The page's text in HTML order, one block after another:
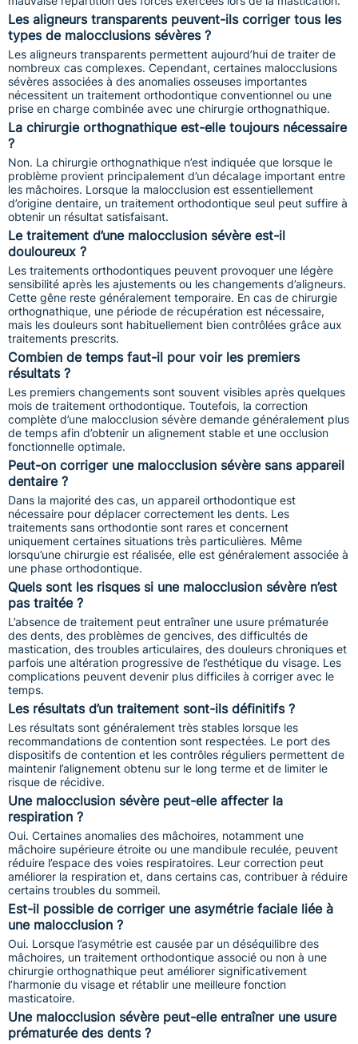
Les aligneurs transparents peuvent-ils corriger tous les
types de malocclusions sévères ?
Les aligneurs transparents permettent aujourd’hui de traiter de
nombreux cas complexes. Cependant, certaines malocclusions
sévères associées à des anomalies osseuses importantes
nécessitent un traitement orthodontique conventionnel ou une
prise en charge combinée avec une chirurgie orthognathique.
La chirurgie orthognathique est-elle toujours nécessaire
?
Non. La chirurgie orthognathique n’est indiquée que lorsque le
problème provient principalement d’un décalage important entre
les mâchoires. Lorsque la malocclusion est essentiellement
d’origine dentaire, un traitement orthodontique seul peut suffire à
obtenir un résultat satisfaisant.
Le traitement d’une malocclusion sévère est-il
douloureux ?
Les traitements orthodontiques peuvent provoquer une légère
sensibilité après les ajustements ou les changements d’aligneurs.
Cette gêne reste généralement temporaire. En cas de chirurgie
orthognathique, une période de récupération est nécessaire,
mais les douleurs sont habituellement bien contrôlées grâce aux
traitements prescrits.
Combien de temps faut-il pour voir les premiers
résultats ?
Les premiers changements sont souvent visibles après quelques
mois de traitement orthodontique. Toutefois, la correction
complète d’une malocclusion sévère demande généralement plus
de temps afin d’obtenir un alignement stable et une occlusion
fonctionnelle optimale.
Peut-on corriger une malocclusion sévère sans appareil
dentaire ?
Dans la majorité des cas, un appareil orthodontique est
nécessaire pour déplacer correctement les dents. Les
traitements sans orthodontie sont rares et concernent
uniquement certaines situations très particulières. Même
lorsqu’une chirurgie est réalisée, elle est généralement associée à
une phase orthodontique.
Quels sont les risques si une malocclusion sévère n’est
pas traitée ?
L’absence de traitement peut entraîner une usure prématurée
des dents, des problèmes de gencives, des difficultés de
mastication, des troubles articulaires, des douleurs chroniques et
parfois une altération progressive de l’esthétique du visage. Les
complications peuvent devenir plus difficiles à corriger avec le
temps.
Les résultats d’un traitement sont-ils définitifs ?
Les résultats sont généralement très stables lorsque les
recommandations de contention sont respectées. Le port des
dispositifs de contention et les contrôles réguliers permettent de
maintenir l’alignement obtenu sur le long terme et de limiter le
risque de récidive.
Une malocclusion sévère peut-elle affecter la
respiration ?
Oui. Certaines anomalies des mâchoires, notamment une
mâchoire supérieure étroite ou une mandibule reculée, peuvent
réduire l’espace des voies respiratoires. Leur correction peut
améliorer la respiration et, dans certains cas, contribuer à réduire
certains troubles du sommeil.
Est-il possible de corriger une asymétrie faciale liée à
une malocclusion ?
Oui. Lorsque l’asymétrie est causée par un déséquilibre des
mâchoires, un traitement orthodontique associé ou non à une
chirurgie orthognathique peut améliorer significativement
l’harmonie du visage et rétablir une meilleure fonction
masticatoire.
Une malocclusion sévère peut-elle entraîner une usure
prématurée des dents ?